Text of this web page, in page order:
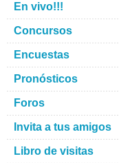
En vivo!!!
Concursos
Encuestas
Pronósticos
Foros
Invita a tus amigos
Libro de visitas